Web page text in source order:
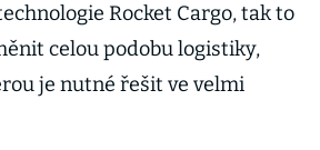
Rocket Cargo, tak to
celou podobu logistiky,
je nutné řešit ve velmi